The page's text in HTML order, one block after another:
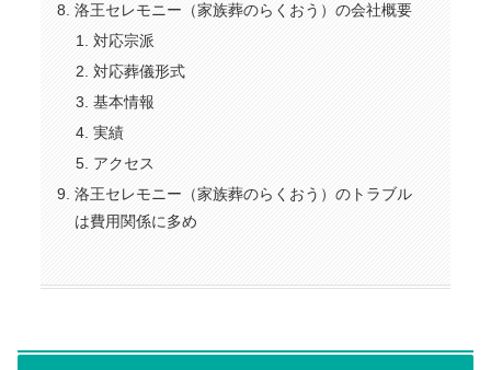
洛王セレモニー（家族葬のらくおう）の会社概要
対応宗派
対応葬儀形式
基本情報
実績
アクセス
洛王セレモニー（家族葬のらくおう）のトラブル
は費用関係に多め